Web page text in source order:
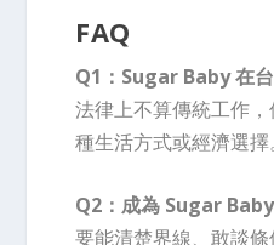
FAQ
Q1：Sugar Baby 在
法律上不算傳統工作
種生活方式或經濟選擇
Q2：成為 Sugar
要能清楚界線、敢談條